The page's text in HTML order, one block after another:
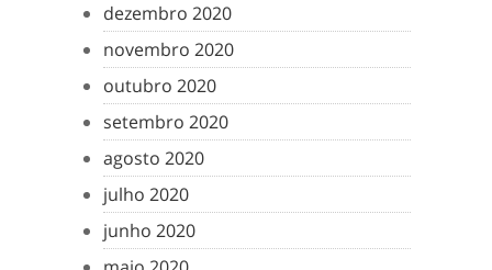
dezembro 2020
novembro 2020
outubro 2020
setembro 2020
agosto 2020
julho 2020
junho 2020